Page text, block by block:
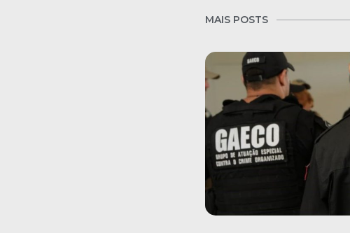
MAIS POSTS